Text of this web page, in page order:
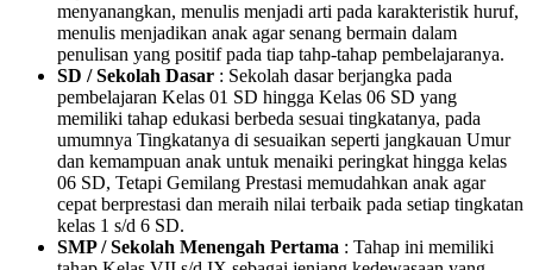
menyanangkan, menulis menjadi arti pada karakteristik huruf,
menulis menjadikan anak agar senang bermain dalam
penulisan yang positif pada tiap tahp-tahap pembelajaranya.
SD / Sekolah Dasar : Sekolah dasar berjangka pada
pembelajaran Kelas 01 SD hingga Kelas 06 SD yang
memiliki tahap edukasi berbeda sesuai tingkatanya, pada
umumnya Tingkatanya di sesuaikan seperti jangkauan Umur
dan kemampuan anak untuk menaiki peringkat hingga kelas
06 SD, Tetapi Gemilang Prestasi memudahkan anak agar
cepat berprestasi dan meraih nilai terbaik pada setiap tingkatan
kelas 1 s/d 6 SD.
SMP / Sekolah Menengah Pertama : Tahap ini memiliki